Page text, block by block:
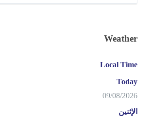
Weather
Local Time
Today
09/08/2026
الإثنين